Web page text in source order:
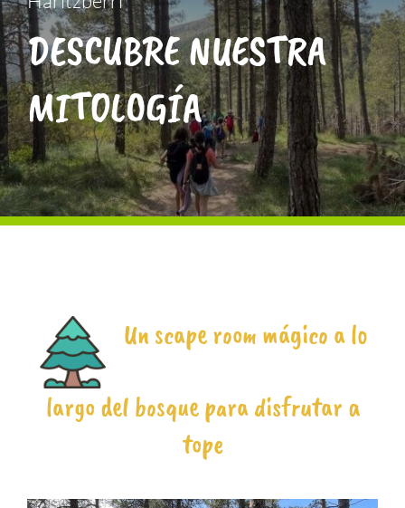
ATERPEAK
BIZI-BASO
ERLE-KIDE
NOTICIAS
DESCUBRE NUESTRA
MITOLOGÍA
Un scape room mágico a lo
largo del bosque para disfrutar a
tope